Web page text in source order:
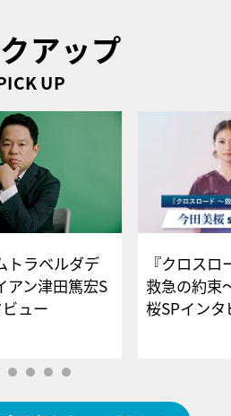
アップ
UP
トラベルダデ
アン津田篤宏S
タビュー
『クロス
救急の約束
桜SPイ